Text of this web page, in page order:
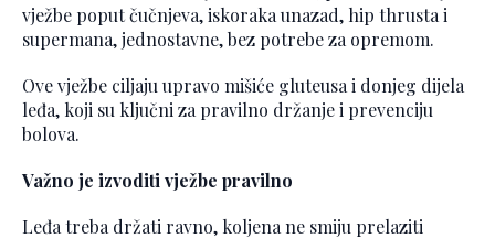
vježbe poput čučnjeva, iskoraka unazad, hip thrusta i
supermana, jednostavne, bez potrebe za opremom.
Ove vježbe ciljaju upravo mišiće gluteusa i donjeg dijela
leđa, koji su ključni za pravilno držanje i prevenciju
bolova.
Važno je izvoditi vježbe pravilno
Leđa treba držati ravno, koljena ne smiju prelaziti